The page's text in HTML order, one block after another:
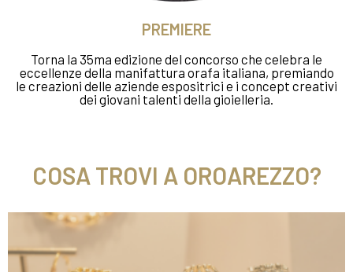
PREMIERE
Torna la 35ma edizione del concorso che celebra le
eccellenze della manifattura orafa italiana, premiando
le creazioni delle aziende espositrici e i concept creativi
dei giovani talenti della gioielleria.
COSA TROVI A OROAREZZO?